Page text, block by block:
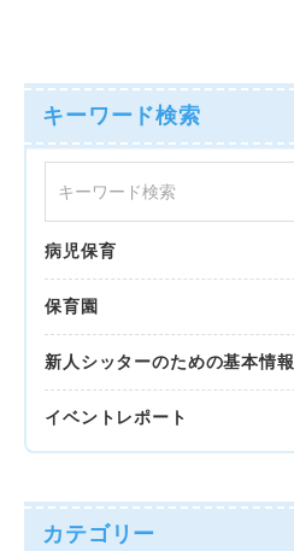
キーワード検索
病児保育
保育園
新人シッターのための基本情報
イベントレポート
カテゴリー